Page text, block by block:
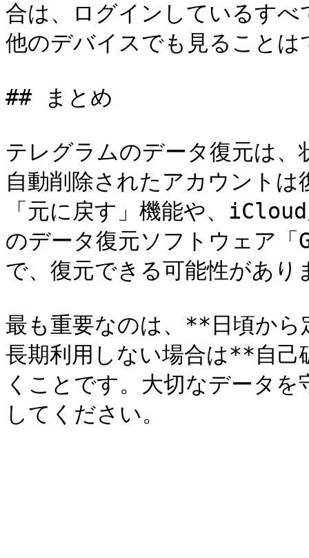
合は、ログインしているす
他のデバイスでも見ることは
## まとめ
テレグラムのデータ復元は
自動削除されたアカウント
「元に戻す」機能や、
のデータ復元ソフトウェア
で、復元できる可能性があり
最も重要なのは、**日頃か
長期利用しない場合は**自
くことです。大切なデータ